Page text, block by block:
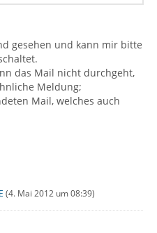
gesehen und kann mir bitte
das Mail nicht durchgeht,
Meldung;
Mail, welches auch
(4. Mai 2012 um 08:39)